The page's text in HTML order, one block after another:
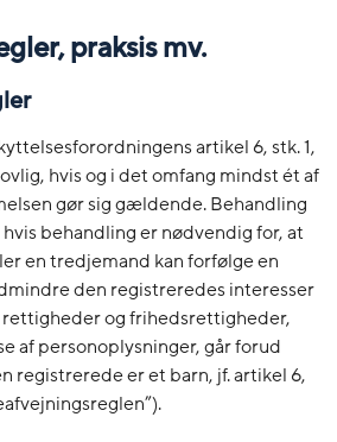
praksis mv.
artikel 6, stk. 1,
hvis og i det omfang mindst ét af
gør sig gældende. Behandling
behandling er nødvendig for, at
en tredjemand kan forfølge en
den registreredes interesser
og frihedsrettigheder,
af personoplysninger, går forud
registrerede er et barn, jf. artikel 6,